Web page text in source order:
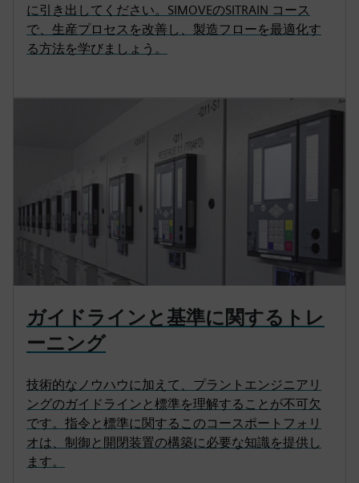
に引き出してください。SIMOVEのSITRAIN コース
で、生産プロセスを改善し、製造フローを最適化す
る方法を学びましょう。
ガイドラインと基準に関するトレ
ーニング
技術的なノウハウに加えて、プラントエンジニアリ
ングのガイドラインと標準を理解することが不可欠
です。指令と標準に関するこのコースポートフォリ
オは、制御と開閉装置の構築に必要な知識を提供し
ます。